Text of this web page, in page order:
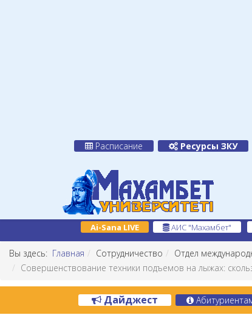
Расписание Ресурсы ЗКУ
Ai-Sana LIVE АИС "Махамбет"
Вы здесь: Главная Сотрудничество Отдел
Совершенствование техники подъемов на лыжах:
Дайджест